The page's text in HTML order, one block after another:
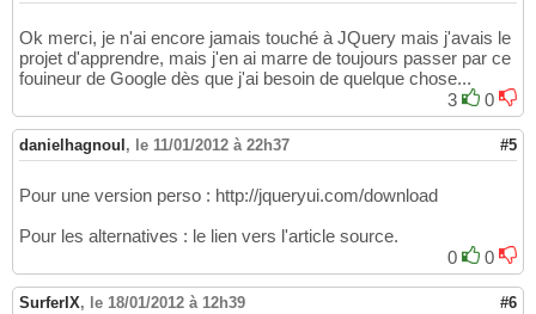
Ok merci, je n'ai encore jamais touché à JQuery mais j'avais le
projet d'apprendre, mais j'en ai marre de toujours passer par ce
fouineur de Google dès que j'ai besoin de quelque chose...
3
0
danielhagnoul , le 11/01/2012 à 22h37 #5
Pour une version perso : http://jqueryui.com/download
Pour les alternatives : le lien vers l'article source.
0
0
SurferIX, le 18/01/2012 à 12h39 #6